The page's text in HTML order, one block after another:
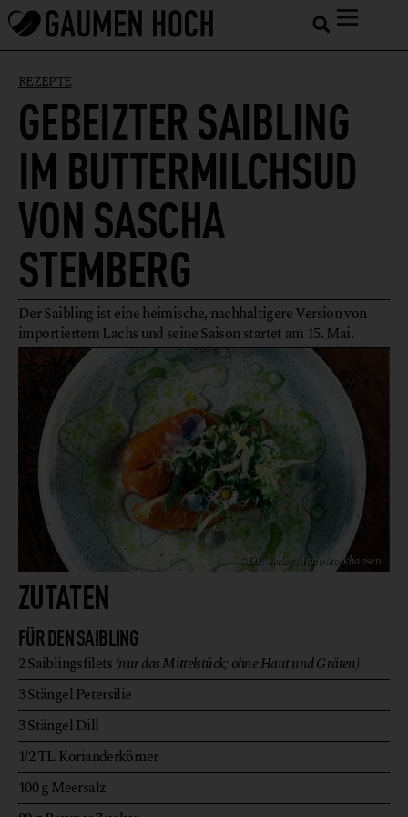
REZEPTE
GEBEIZTER SAIBLING
IM BUTTERMILCHSUD
VON SASCHA
STEMBERG
Der Saibling ist eine heimische, nachhaltigere Version von
importiertem Lachs und seine Saison startet am 15. Mai.
© DK Verlag:Mario Stockhausen
ZUTATEN
FÜR DEN SAIBLING
2Saiblingsfilets (nur das Mittelstück; ohne Haut und Gräten)
3StängelPetersilie
3StängelDill
1/2TL Korianderkörner
100gMeersalz